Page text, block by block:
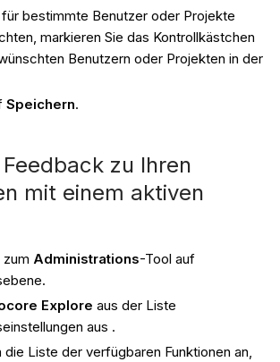
für bestimmte Benutzer oder Projekte
markieren Sie das Kontrollkästchen
Benutzern oder Projekten in der
Speichern.
zu Ihren
mit einem aktiven
zum Administrations-Tool auf
Explore aus der Liste
aus .
die Liste der verfügbaren Funktionen an,